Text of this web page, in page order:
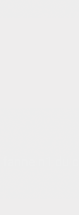
n1 du